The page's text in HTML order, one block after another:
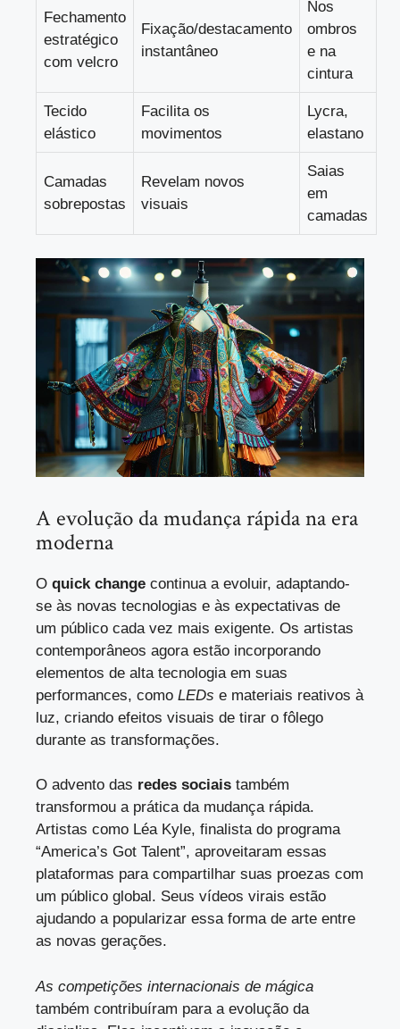
Fechamento
estratégico
com velcro
Fixação/destacamento
instantâneo
Nos
ombros
e na
cintura
Tecido
elástico
Facilita os
movimentos
Lycra,
elastano
Camadas
sobrepostas
Revelam novos
visuais
Saias
em
camadas
A evolução da mudança rápida na era
moderna
O quick change continua a evoluir, adaptando-
se às novas tecnologias e às expectativas de
um público cada vez mais exigente. Os artistas
contemporâneos agora estão incorporando
elementos de alta tecnologia em suas
performances, como LEDs e materiais reativos à
luz, criando efeitos visuais de tirar o fôlego
durante as transformações.
O advento das redes sociais também
transformou a prática da mudança rápida.
Artistas como Léa Kyle, finalista do programa
“America’s Got Talent”, aproveitaram essas
plataformas para compartilhar suas proezas com
um público global. Seus vídeos virais estão
ajudando a popularizar essa forma de arte entre
as novas gerações.
As competições internacionais de mágica
também contribuíram para a evolução da